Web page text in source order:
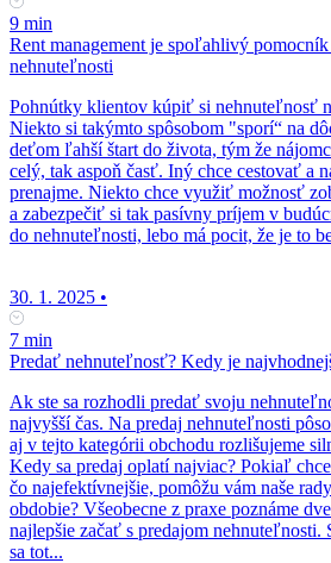
9 min
Rent management je spoľahlivý
nehnuteľnosti
Pohnútky klientov kúpiť si nehnuteľnosť
Niekto si takýmto spôsobom "sporí“ na
deťom ľahší štart do života, tým že
celý, tak aspoň časť. Iný chce cestovať a
prenajme. Niekto chce využiť možnosť
a zabezpečiť si tak pasívny príjem v
do nehnuteľnosti, lebo má pocit, že je to
30. 1. 2025 •
7 min
Predať nehnuteľnosť? Kedy je
Ak ste sa rozhodli predať svoju
najvyšší čas. Na predaj nehnuteľnosti
aj v tejto kategórii obchodu rozlišujeme
Kedy sa predaj oplatí najviac? Pokiaľ
čo najefektívnejšie, pomôžu vám naše
obdobie? Všeobecne z praxe poznáme
najlepšie začať s predajom nehnuteľnosti.
sa tot...